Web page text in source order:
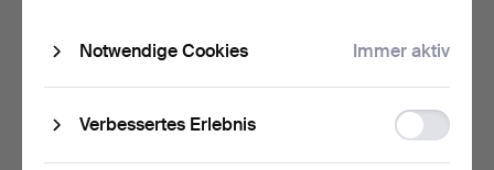
135 USD
Suche speichern
Notwendige Cookies Immer aktiv
Verbessertes Erlebnis
storage